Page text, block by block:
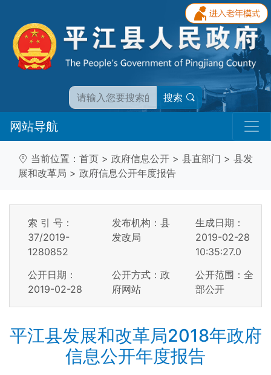
搜索
网站导航
当前位置： 首页 > 政府信息公开 > 县直部门 > 县发
展和改革局 > 政府信息公开年度报告
索 引 号：
37/2019-
1280852
发布机构：县
发改局
生成日期：
2019-02-28
10:35:27.0
公开日期：
2019-02-28
公开方式：政
府网站
公开范围：全
部公开
平江县发展和改革局2018年政府
信息公开年度报告